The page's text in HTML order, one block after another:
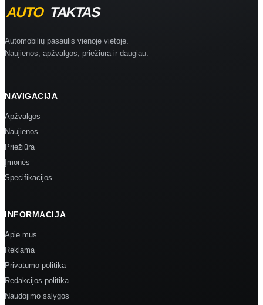
Automobilių pasaulis vienoje vietoje.
Naujienos, apžvalgos, priežiūra ir daugiau.
NAVIGACIJA
Apžvalgos
Naujienos
Priežiūra
Įmonės
Specifikacijos
INFORMACIJA
Apie mus
Reklama
Privatumo politika
Redakcijos politika
Naudojimo sąlygos